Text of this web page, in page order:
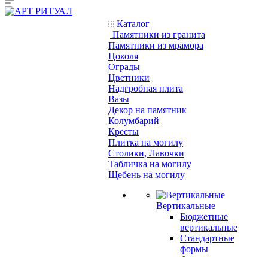
Каталог
Памятники из гранита
Памятники из мрамора
Цоколя
Ограды
Цветники
Надгробная плита
Вазы
Декор на памятник
Колумбарий
Кресты
Плитка на могилу
Столики, Лавочки
Табличка на могилу
Щебень на могилу
Вертикальные
Бюджетные
вертикальные
Стандартные
формы